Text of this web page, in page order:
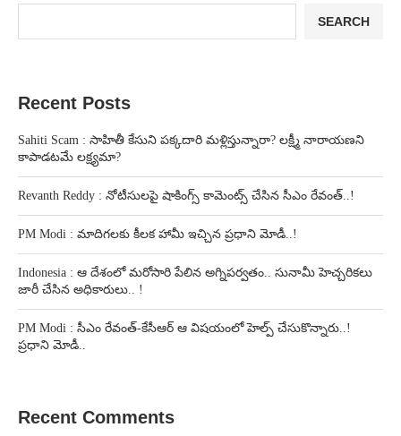
SEARCH
Recent Posts
Sahiti Scam : సాహితీ కేసుని పక్కదారి మళ్లిస్తున్నారా? లక్ష్మీ నారాయణని
కాపాడటమే లక్ష్యమా?
Revanth Reddy : నోటీసులపై షాకింగ్స్ కామెంట్స్ చేసిన సీఎం రేవంత్..!
PM Modi : మాదిగలకు కీలక హామీ ఇచ్చిన ప్రధాని మోడీ..!
Indonesia : ఆ దేశంలో మరోసారి పేలిన అగ్నిపర్వతం.. సునామీ హెచ్చరికలు
జారీ చేసిన అధికారులు.. !
PM Modi : సీఎం రేవంత్-కేసీఆర్ ఆ విషయంలో హెల్ప్ చేసుకొన్నారు..!
ప్రధాని మోడీ..
Recent Comments